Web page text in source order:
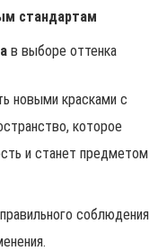
стандартам
в выборе оттенка
новыми красками с
которое
и станет предметом
соблюдения